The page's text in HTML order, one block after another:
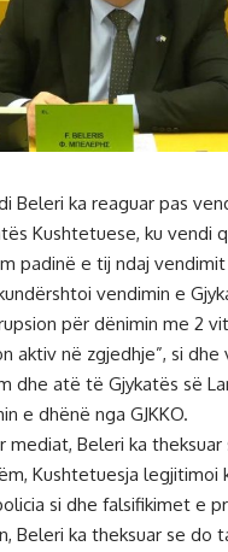
Beleri ka reaguar pas
Kushtetuese, ku vendi
padinë e tij ndaj
vendimin e
për dënimin me 2
aktiv në zgjedhje”, si dhe
dhe atë të Gjykatës së
e dhënë nga GJKKO.
mediat, Beleri ka theksuar
Kushtetuesja legjitimoi
si dhe falsifikimet e
Beleri ka theksuar se do